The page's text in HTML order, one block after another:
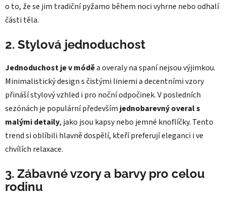
o to, že se jim tradiční pyžamo během noci vyhrne nebo odhalí
části těla.
2. Stylová jednoduchost
Jednoduchost je v móděa overaly na spaní nejsou výjimkou.
Minimalistický design s čistými liniemi a decentními vzory
přináší stylový vzhled i pro noční odpočinek. V posledních
sezónách je populární především jednobarevný overal s
malými detaily, jako jsou kapsy nebo jemné knoflíčky. Tento
trend si oblíbili hlavně dospělí, kteří preferují eleganci i ve
chvílích relaxace.
3. Zábavné vzory a barvy pro celou
rodinu